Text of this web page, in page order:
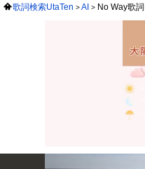
歌詞検索UtaTen AI No Way歌詞